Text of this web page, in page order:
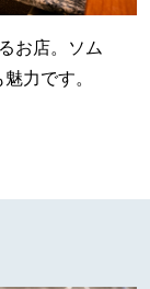
お店。ソム
力です。